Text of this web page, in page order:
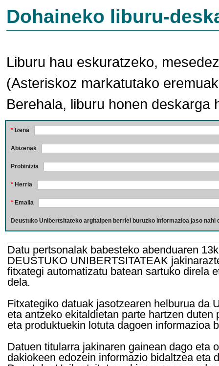
Dohaineko liburu-
Liburu hau eskuratzeko,
(Asteriskoz markatutako
Berehala, liburu honen deskarga
* Izena
Abizenak
Probintzia
* Herria
* Emaila
Deustuko Unibertsitateko argitalpen berriei buruzko informazioa jaso nahi
Datu pertsonalak babesteko abenduaren
DEUSTUKO UNIBERTSITATEAK
fitxategi automatizatu batean sartuko direla
dela.
Fitxategiko datuak jasotzearen helburua da
eta antzeko ekitaldietan parte hartzen
eta produktuekin lotuta dagoen informazioa
Datuen titularra jakinaren gainean dago eta
dakiokeen edozein informazio bidaltzea eta